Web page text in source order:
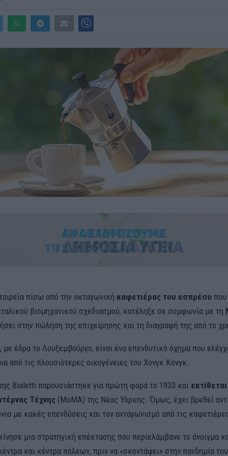
πίσω από την οκταγωνική καφετιέρας του εσπρέσο που
βιομηχανικού σχεδιασμού, κατέληξε σε συμφωνία με τη
στην πώληση της επιχείρησης και τη διαγραφή της από το
με έδρα το Λουξεμβούργο, είναι ένα επενδυτικό όχημα που
από τις πλουσιότερες οικογένειες του Χονγκ Κονγκ.
Bialetti παρουσιάστηκε για πρώτη φορά το 1933 και
Τέχνης (MoMA) της Νέας Υόρκης. Όμως, έχει βρεθεί
με κακές επενδύσεις και τον ανταγωνισμό από τις
μια στρατηγική επέκτασης που περιελάμβανε το άνοιγμα
και κέντρα πόλεων, πριν να «σκοντάψει» στην πανδημία